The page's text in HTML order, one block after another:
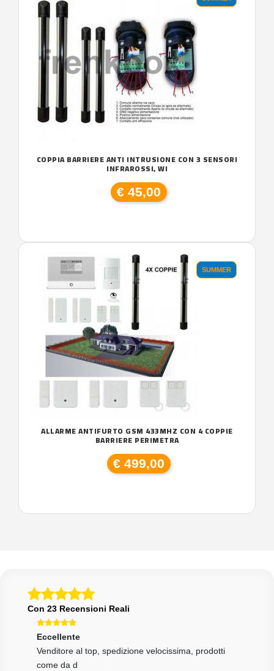
COPPIA BARRIERE ANTI INTRUSIONE CON 3 SENSORI
INFRAROSSI, WI
€ 45,00
SUMMER
ALLARME ANTIFURTO GSM 433MHZ CON 4 COPPIE
BARRIERE PERIMETRA
€ 499,00
Con 23 Recensioni Reali
Eccellente
Venditore al top, spedizione velocissima, prodotti
come da d